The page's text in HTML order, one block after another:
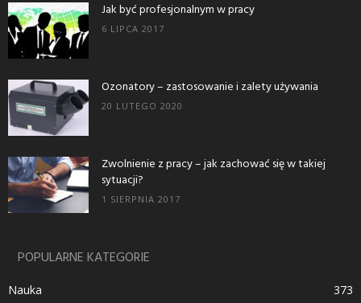
Jak być profesjonalnym w pracy
6 LIPCA 2017
Ozonatory – zastosowanie i zalety używania
20 LUTEGO 2020
Zwolnienie z pracy – jak zachować się w takiej
sytuacji?
1 SIERPNIA 2017
POPULARNE KATEGORIE
Nauka
373